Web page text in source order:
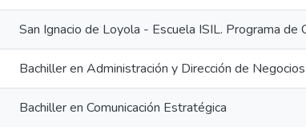
San Ignacio de Loyola - Escuela ISIL. Programa de
Bachiller en Administración y Dirección de Negocios
Bachiller en Comunicación Estratégica